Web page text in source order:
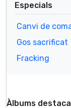
Especials
Canvi de
Gos sacrificat
Fracking
Àlbums